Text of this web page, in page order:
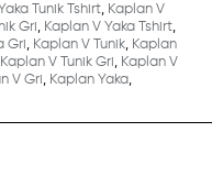
Tunik Tshirt, Kaplan V
Gri, Kaplan V Yaka Tshirt,
Gri, Kaplan V Tunik, Kaplan
Kaplan V Tunik Gri, Kaplan V
V Gri, Kaplan Yaka,